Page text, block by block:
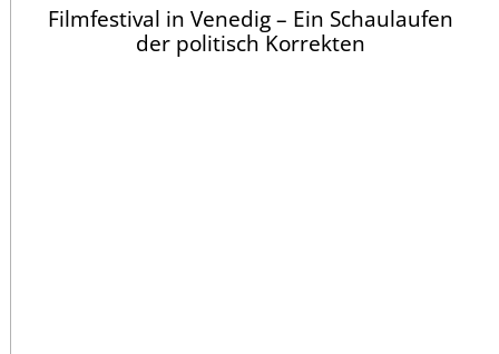
Filmfestival in Venedig – Ein Schaulaufen
der politisch Korrekten